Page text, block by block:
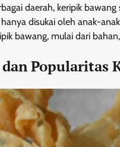
daerah, keripik
disukai oleh anak-
bawang, mulai dari
dan Popularitas